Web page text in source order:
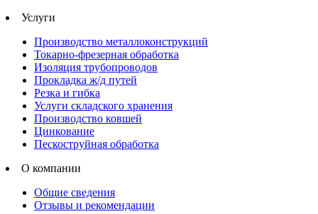
Услуги
Производство металлоконструкций
Токарно-фрезерная обработка
Изоляция трубопроводов
Прокладка ж/д путей
Резка и гибка
Услуги складского хранения
Производство ковшей
Цинкование
Пескоструйная обработка
О компании
Общие сведения
Отзывы и рекомендации